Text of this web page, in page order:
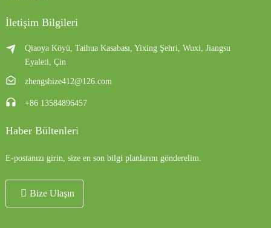
İletişim Bilgileri
Qiaoya Köyü, Taihua Kasabası, Yixing Şehri, Wuxi, Jiangsu
Eyaleti, Çin
zhengshize412@126.com
+86 13584896457
Haber Bültenleri
E-postanızı girin, size en son bilgi planlarını gönderelim.
Bize Ulaşın